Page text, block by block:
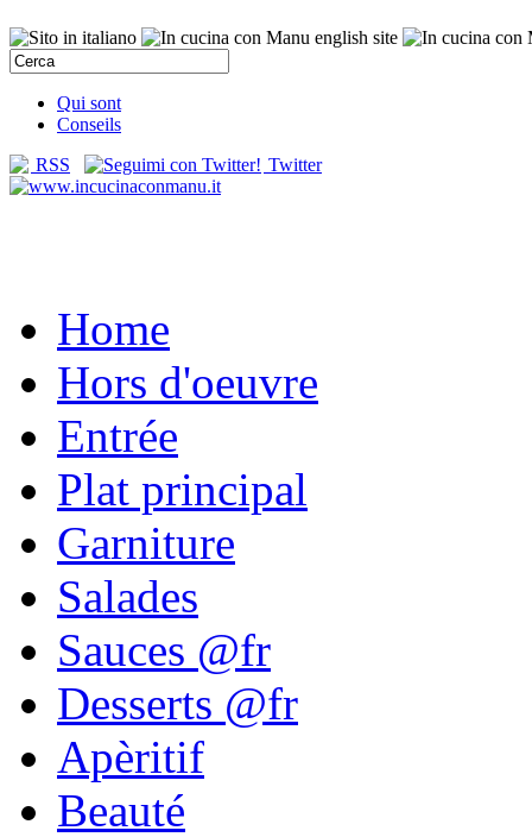
Qui sont
Conseils
RSS
Twitter
Home
Hors d'oeuvre
Entrée
Plat principal
Garniture
Salades
Sauces @fr
Desserts @fr
Apèritif
Beauté